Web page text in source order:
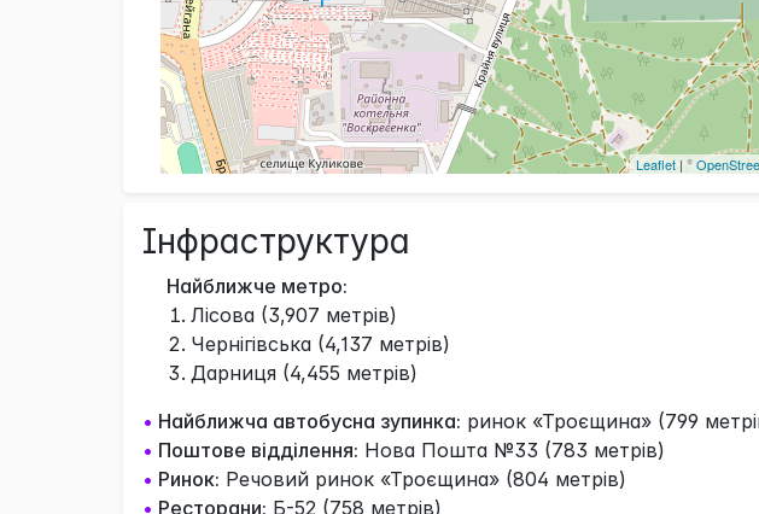
Leaflet | ©
Інфраструктура
Найближче метро:
Лісова (3,907 метрів)
Чернігівська (4,137 метрів)
Дарниця (4,455 метрів)
• Найближча автобусна зупинка: ринок «Троєщина» (799
• Поштове відділення: Нова Пошта №33 (783 метрів)
• Ринок: Речовий ринок «Троєщина» (804 метрів)
• Ресторани: Б-52 (758 метрів)